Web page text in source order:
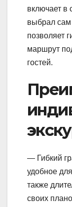
включает в
выбрал сам
позволяет
маршрут
гостей.
— Гибкий
удобное
также
своих